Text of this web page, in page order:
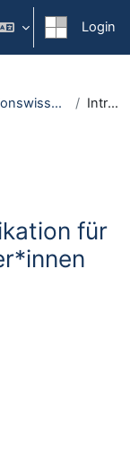
Login
Centrum für Religionswissenschaftliche Studien (CERES) Introduzione
für